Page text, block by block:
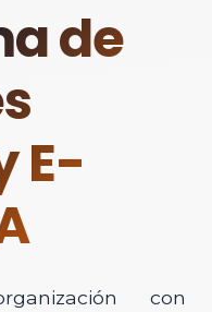
de
E-
con